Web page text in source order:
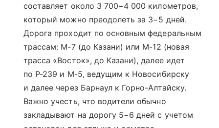
составляет около 3 700−4 000 километров,
который можно преодолеть за 3−5 дней.
Дорога проходит по основным федеральным
трассам: М-7 (до Казани) или М-12 (новая
трасса «Восток», до Казани), далее идет
по Р-239 и М-5, ведущим к Новосибирску
и далее через Барнаул к Горно-Алтайску.
Важно учесть, что водители обычно
закладывают на дорогу 5−6 дней с учетом